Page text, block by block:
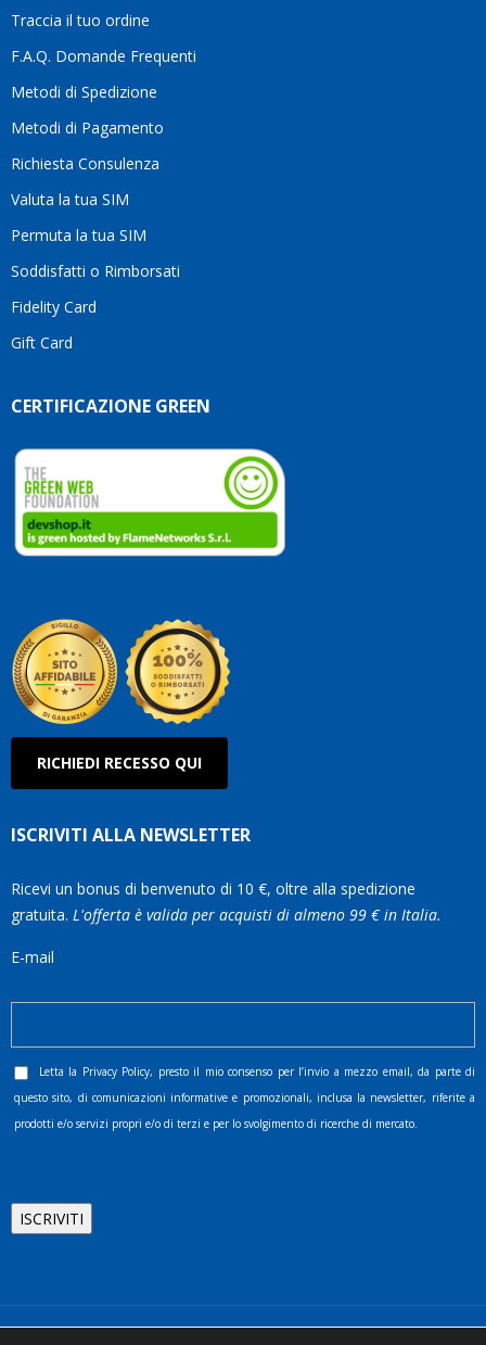
Traccia il tuo ordine
F.A.Q. Domande Frequenti
Metodi di Spedizione
Metodi di Pagamento
Richiesta Consulenza
Valuta la tua SIM
Permuta la tua SIM
Soddisfatti o Rimborsati
Fidelity Card
Gift Card
CERTIFICAZIONE GREEN
RICHIEDI RECESSO QUI
ISCRIVITI ALLA NEWSLETTER
Ricevi un bonus di benvenuto di 10 €, oltre alla spedizione
gratuita. L'offerta è valida per acquisti di almeno 99 € in Italia.
E-mail
Letta la Privacy Policy, presto il mio consenso per l’invio a mezzo email, da parte di
questo sito, di comunicazioni informative e promozionali, inclusa la newsletter, riferite a
prodotti e/o servizi propri e/o di terzi e per lo svolgimento di ricerche di mercato.